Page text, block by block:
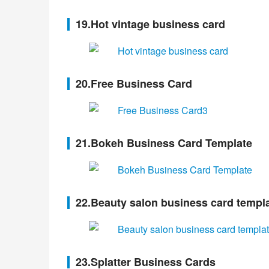
19.Hot vintage business card
20.Free Business Card
21.Bokeh Business Card Template
22.Beauty salon business card
23.Splatter Business Cards